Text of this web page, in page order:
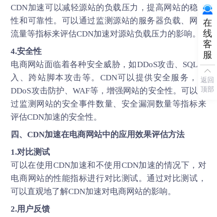
CDN加速可以减轻源站的负载压力，提高网站的稳定
性和可靠性。可以通过监测源站的服务器负载、网络
流量等指标来评估CDN加速对源站负载压力的影响。
4.安全性
电商网站面临着各种安全威胁，如DDoS攻击、SQL注
入、跨站脚本攻击等。CDN可以提供安全服务，如
DDoS攻击防护、WAF等，增强网站的安全性。可以通
过监测网站的安全事件数量、安全漏洞数量等指标来
评估CDN加速的安全性。
四、CDN加速在电商网站中的应用效果评估方法
1.对比测试
可以在使用CDN加速和不使用CDN加速的情况下，对
电商网站的性能指标进行对比测试。通过对比测试，
可以直观地了解CDN加速对电商网站的影响。
2.用户反馈
在
线
客
服
返回
顶部